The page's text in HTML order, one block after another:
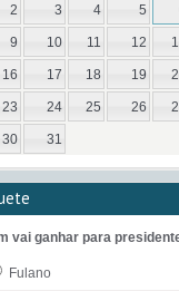
2 3 4 5
9 10 11 12
16 17 18 19
23 24 25 26
30 31
vai ganhar para
Fulano